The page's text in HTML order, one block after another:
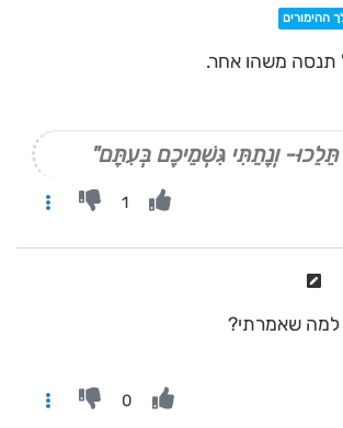
ההימורים
תנסה משהו אחר.
וְנָתַתִּי גִּשְׁמֵיכֶם בְּעִתָּם"
1
שאמרתי?
0